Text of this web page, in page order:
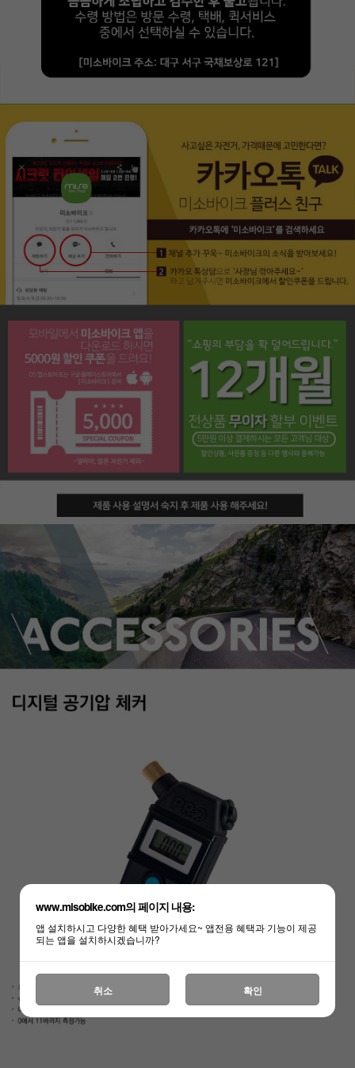
페이코 라이프
www.misobike.com의 페이지 내용:
앱 설치하시고 다양한 혜택 받아가세요~ 앱전용 혜택과 기능이 제공
되는 앱을 설치하시겠습니까?
취소 확인